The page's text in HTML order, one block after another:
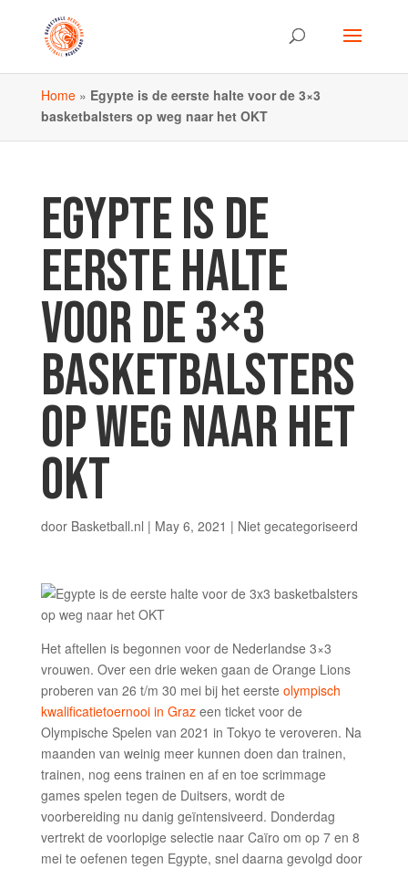
Home» Egypte is de eerste halte voor de 3×3
basketbalsters op weg naar het OKT
EGYPTE IS DE
EERSTE HALTE
VOOR DE 3×3
BASKETBALSTERS
OP WEG NAAR HET
OKT
door Basketball.nl | May 6, 2021 | Niet gecategoriseerd
Het aftellen is begonnen voor de Nederlandse 3×3
vrouwen. Over een drie weken gaan de Orange Lions
proberen van 26 t/m 30 mei bij het eerste olympisch
kwalificatietoernooi in Grazeen ticket voor de
Olympische Spelen van 2021 in Tokyo te veroveren. Na
maanden van weinig meer kunnen doen dan trainen,
trainen, nog eens trainen en af en toe scrimmage
games spelen tegen de Duitsers, wordt de
voorbereiding nu danig geïntensiveerd. Donderdag
vertrekt de voorlopige selectie naar Caïro om op 7 en 8
mei te oefenen tegen Egypte, snel daarna gevolgd door